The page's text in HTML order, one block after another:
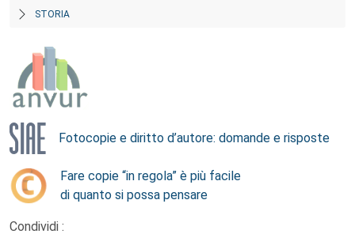
STORIA
Fotocopie e diritto d’autore: domande e risposte
Fare copie “in regola” è più facile
di quanto si possa pensare
Condividi :